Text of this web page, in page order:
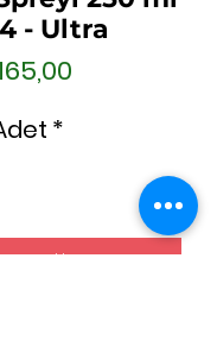
- Ultra
*
Ekle